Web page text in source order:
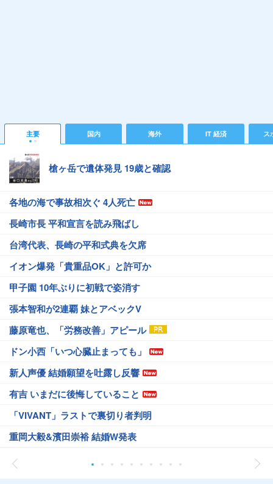
主要 国内 海外 IT 経済 ス
槍ヶ岳で遺体発見 19歳と確認
各地の海で事故相次ぐ 4人死亡
長崎市長 平和宣言を読み飛ばし
台湾代表、長崎の平和式典を欠席
イオン爆発「貴重品OK」と許可か
甲子園 10年ぶりに初戦で姿消す
張本智和が2連覇 妹とアベックV
藤原竜也、「労務改善」アピール
ドン小西「いつ心臓止まっても」
新人声優 結婚願望を吐露し反響
有吉 いまだに後悔していること
「VIVANT」ラストで裏切り者判明
重岡大毅&濱田崇裕 結婚W発表